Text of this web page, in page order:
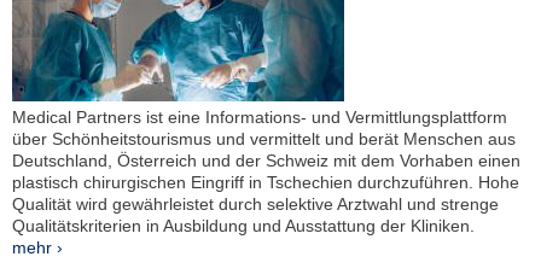
Medical Partners ist eine Informations- und Vermittlungsplattform
über Schönheitstourismus und vermittelt und berät Menschen aus
Deutschland, Österreich und der Schweiz mit dem Vorhaben einen
plastisch chirurgischen Eingriff in Tschechien durchzuführen. Hohe
Qualität wird gewährleistet durch selektive Arztwahl und strenge
Qualitätskriterien in Ausbildung und Ausstattung der Kliniken.
mehr ›